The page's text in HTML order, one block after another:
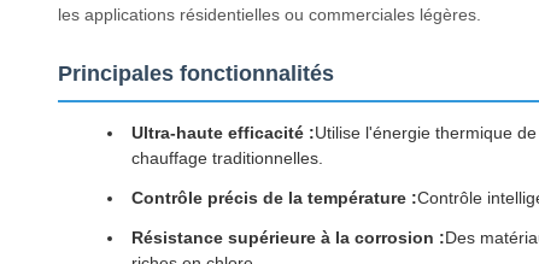
les applications résidentielles ou commerciales légères.
Principales fonctionnalités
Ultra-haute efficacité :Utilise l'énergie thermique
chauffage traditionnelles.
Contrôle précis de la température :Contrôle
Résistance supérieure à la corrosion :Des